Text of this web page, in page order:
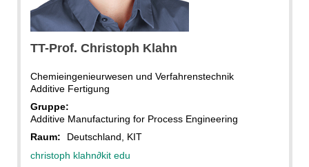
TT-Prof. Christoph Klahn
Chemieingenieurwesen und Verfahrenstechnik
Additive Fertigung
Gruppe:
Additive Manufacturing for Process Engineering
Raum:
Deutschland, KIT
christoph klahn∂kit edu